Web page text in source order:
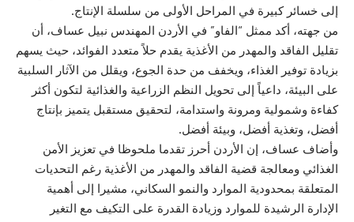
إلى خسائر كبيرة في المراحل الأولى من سلسلة الإنتاج.
من جهته، أكد ممثل “الفاو” في الأردن المهندس نبيل عساف، أن
تقليل الفاقد والمهدر من الأغذية يقدم حلاً متعدد الفوائد، حيث يسهم
بزيادة توفير الغذاء، ويخفف من حدة الجوع، ويقلل من الآثار السلبية
على البيئة، داعياً إلى تحويل النظم الزراعية والغذائية لتكون أكثر
كفاءة وشمولية ومرونة واستدامة، لتحقيق مستقبل يتميز بإنتاج
أفضل، وتغذية أفضل، وبيئة أفضل.
وأضاف عساف، إن الأردن أحرز تقدما ملحوظا في تعزيز الأمن
الغذائي ومعالجة قضية الفاقد والمهدر من الأغذية رغم التحديات
المتعلقة بمحدودية الموارد والنمو السكاني، مشيرا إلى أهمية
الإدارة الرشيدة للموارد وزيادة القدرة على التكيف مع التغير